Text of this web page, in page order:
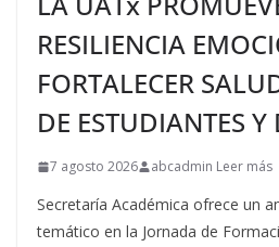
RESILIENCIA
FORTALECER
DE ESTUDIANTES Y
7 agosto 2026 abcadmin Leer más
Secretaría Académica ofrece un
temático en la Jornada de